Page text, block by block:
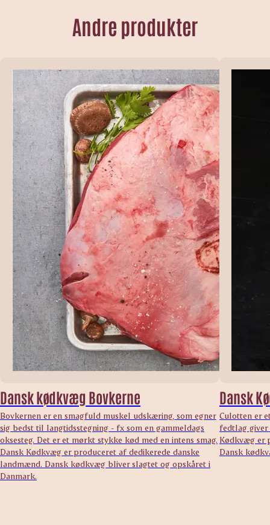
Andre produkter
Dansk kødkvæg Bovkerne
Bovkernen er en smagfuld muskel udskæring, som egner
sig bedst til langtidsstegning - fx som en gammeldags
oksesteg. Det er et mørkt stykke kød med en intens smag.
Dansk Kødkvæg er produceret af dedikerede danske
landmænd. Dansk kødkvæg bliver slagtet og opskåret i
Danmark.
Dansk
Culotten er
fedtlag
Kødkvæg er
Dansk